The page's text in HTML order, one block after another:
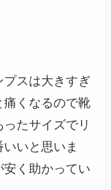
スは大きすぎ
痛くなるので靴
たサイズでリ
いと思いま
く助かってい